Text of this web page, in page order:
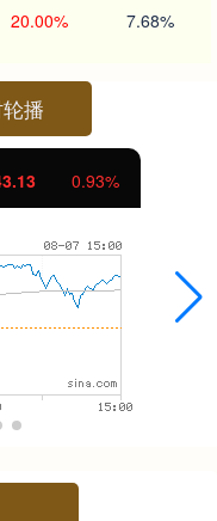
20.00% 7.68%
播
0.93%